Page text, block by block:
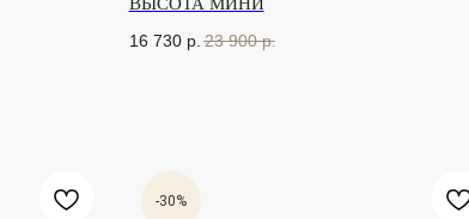
ВЫСОТА МИНИ
16 730 р. 23 900 р.
-30%